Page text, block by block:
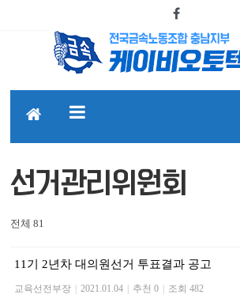
선거관리위원회
전체 81
11기 2년차 대의원선거 투표결과 공고
교육선전부장 2021.01.04 추천 0 조회 482